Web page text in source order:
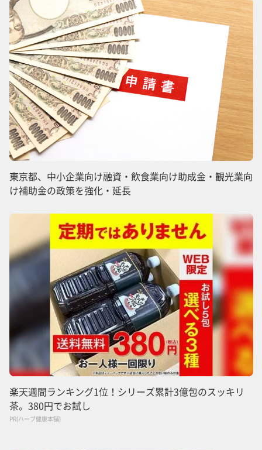
東京都、中小企業向け融資・飲食業向け助成金・観光業向
け補助金の政策を強化・延長
楽天週間ランキング1位！シリーズ累計3億包のスッキリ
茶。380円でお試し
PR(ハーブ健康本舗)